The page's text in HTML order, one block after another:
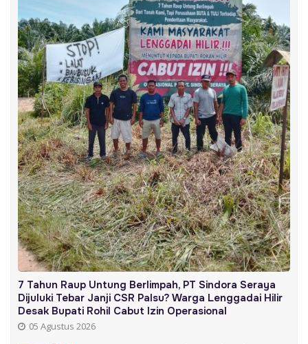
7 Tahun Raup Untung Berlimpah, PT Sindora Seraya
Dijuluki Tebar Janji CSR Palsu? Warga Lenggadai Hilir
Desak Bupati Rohil Cabut Izin Operasional
05 Agustus 2026